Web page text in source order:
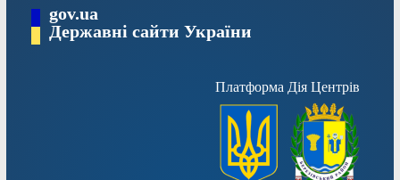
Перейтиgov.ua
Державні сайти України
Платформа Дія Центрів